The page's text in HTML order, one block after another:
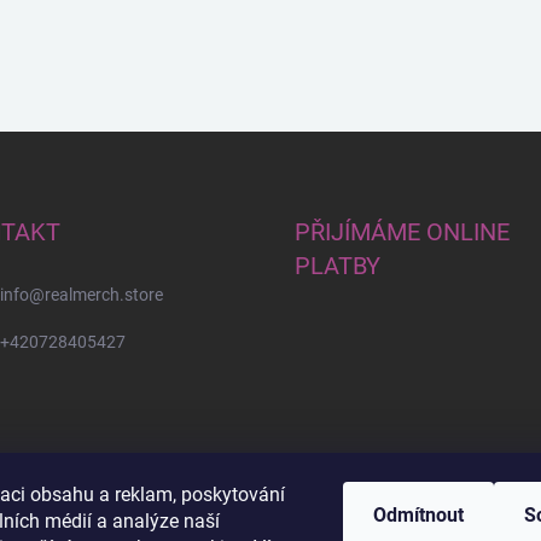
obsahu a reklam, poskytování
médií a analýze naší
Odmítnout
info@realmerch.store
+420728405427
PŘIJÍMÁME ONLINE
PLATBY